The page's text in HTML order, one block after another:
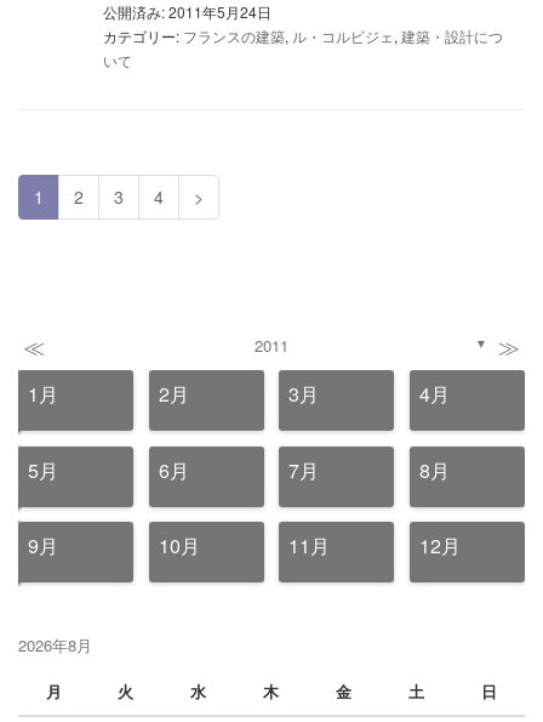
公開済み: 2011年5月24日
カテゴリー: フランスの建築, ル・コルビジェ, 建築・設計につ
いて
1 2 3 4 >
≪ 2011 ▼ ≫
1月 2月 3月 4月
5月 6月 7月 8月
9月 10月 11月 12月
2026年8月
月
火 水 木 金 土 日